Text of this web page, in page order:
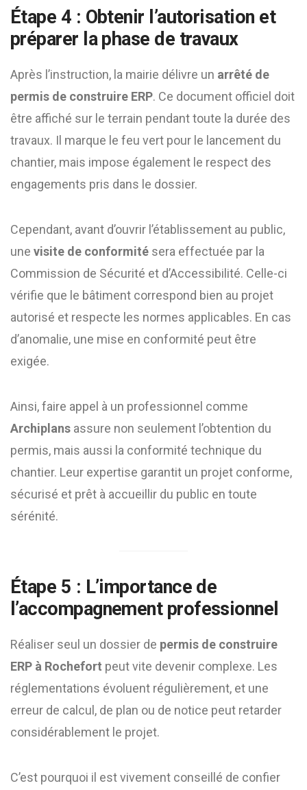
Étape 4 : Obtenir l’autorisation et
préparer la phase de travaux
Après l’instruction, la mairie délivre un arrêté de
permis de construire ERP. Ce document officiel doit
être affiché sur le terrain pendant toute la durée des
travaux. Il marque le feu vert pour le lancement du
chantier, mais impose également le respect des
engagements pris dans le dossier.
Cependant, avant d’ouvrir l’établissement au public,
une visite de conformité sera effectuée par la
Commission de Sécurité et d’Accessibilité. Celle-ci
vérifie que le bâtiment correspond bien au projet
autorisé et respecte les normes applicables. En cas
d’anomalie, une mise en conformité peut être
exigée.
Ainsi, faire appel à un professionnel comme
Archiplans assure non seulement l’obtention du
permis, mais aussi la conformité technique du
chantier. Leur expertise garantit un projet conforme,
sécurisé et prêt à accueillir du public en toute
sérénité.
Étape 5 : L’importance de
l’accompagnement professionnel
Réaliser seul un dossier de permis de construire
ERP à Rochefort peut vite devenir complexe. Les
réglementations évoluent régulièrement, et une
erreur de calcul, de plan ou de notice peut retarder
considérablement le projet.
C’est pourquoi il est vivement conseillé de confier